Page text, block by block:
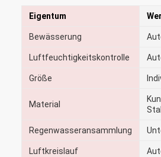
Eigentum
Bewässerung
Luftfeuchtigkeitskontrolle
Größe
Material
Regenwasseransammlung
Luftkreislauf